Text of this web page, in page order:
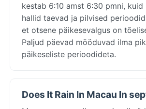
kestab 6:10 amst 6:30 pmni, kuid
hallid taevad ja pilvised
et otsene päikesevalgus on
Paljud päevad mööduvad ilma
päikeseliste perioodideta.
Does It Rain In Macau In